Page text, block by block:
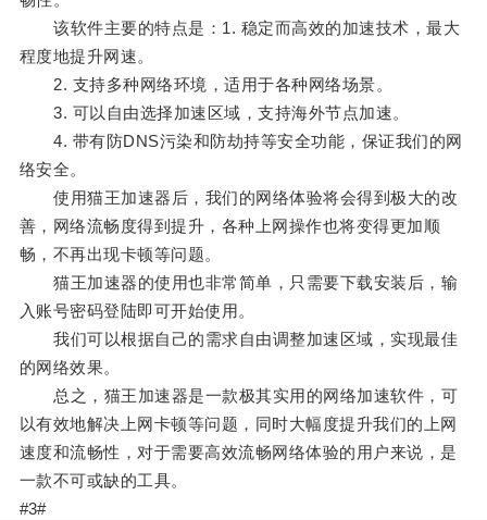
该软件主要的特点是：1. 稳定而高效的加速技术，最大
程度地提升网速。
2. 支持多种网络环境，适用于各种网络场景。
3. 可以自由选择加速区域，支持海外节点加速。
4. 带有防DNS污染和防劫持等安全功能，保证我们的网
络安全。
使用猫王加速器后，我们的网络体验将会得到极大的改
善，网络流畅度得到提升，各种上网操作也将变得更加顺
畅，不再出现卡顿等问题。
猫王加速器的使用也非常简单，只需要下载安装后，输
入账号密码登陆即可开始使用。
我们可以根据自己的需求自由调整加速区域，实现最佳
的网络效果。
总之，猫王加速器是一款极其实用的网络加速软件，可
以有效地解决上网卡顿等问题，同时大幅度提升我们的上网
速度和流畅性，对于需要高效流畅网络体验的用户来说，是
一款不可或缺的工具。
#3#